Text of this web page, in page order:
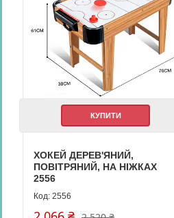
КУПИТИ
ХОКЕЙ ДЕРЕВ'ЯНИЙ,
ПОВІТРЯНИЙ, НА НІЖКАХ
2556
2556